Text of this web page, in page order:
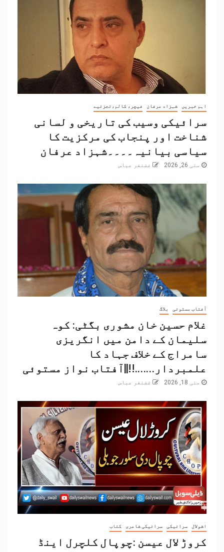
اہم خبریں شہزاد عرفان فیچر، کالم،تجزئیے
سرائیکی وسیب کی تاریخی و لسانی
شناخت اور پنجاب کی مرکزیت کا
سیاسی بیانیہ۔۔۔۔شہزاد عرفان
مئی 26, 2026 غضنفر عباس
آفتاب مستوئی بلاگ
غلام حسین خان مشوری بگٹی: کوہ
سلیمان کے دامن میں انگریزی
سامراج کے خلاف جہاد کا
علمبردار…….!!||آفتاب نواز مستوئی
مئی 18, 2026 غضنفر عباس
اشولال سرائیکی سرائیکی شاعری کتاب
کروڑ لال عیسن :چوپال کلچرل اینڈ